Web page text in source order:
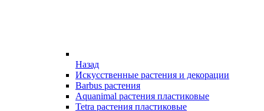
Назад
Искусственные растения и декорации
Barbus растения
Aquanimal растения пластиковые
Tetra растения пластиковые